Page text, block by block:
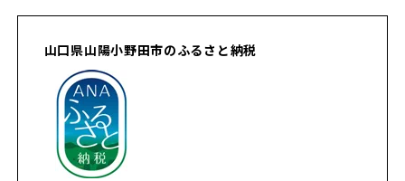
山口県山陽小野田市のふるさと納税